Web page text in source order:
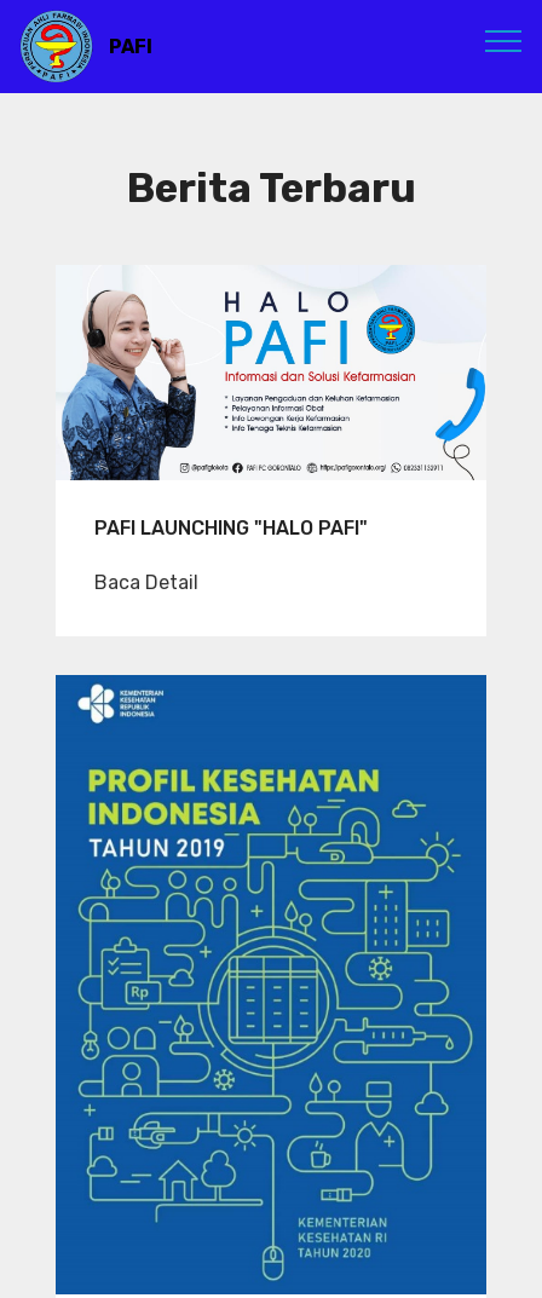
PAFI
Berita Terbaru
PAFI LAUNCHING "HALO PAFI"
Baca Detail